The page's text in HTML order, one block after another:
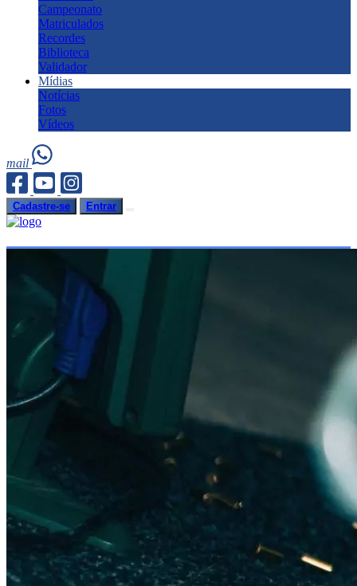
Campeonato
Matriculados
Recordes
Biblioteca
Validador
Mídias
Notícias
Fotos
Vídeos
mail
Cadastre-se Entrar